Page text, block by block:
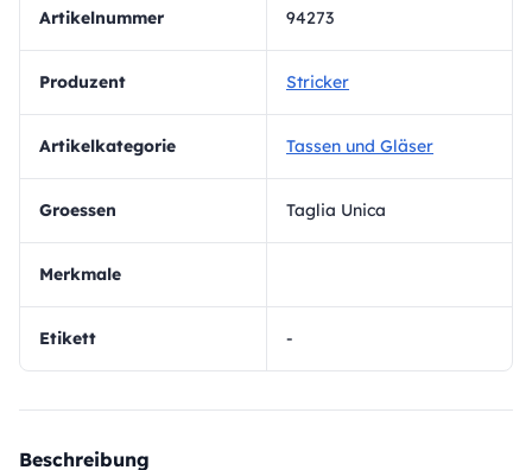
Artikelnummer 94273
Produzent Stricker
Artikelkategorie Tassen und Gläser
Groessen Taglia Unica
Merkmale
Etikett -
Beschreibung